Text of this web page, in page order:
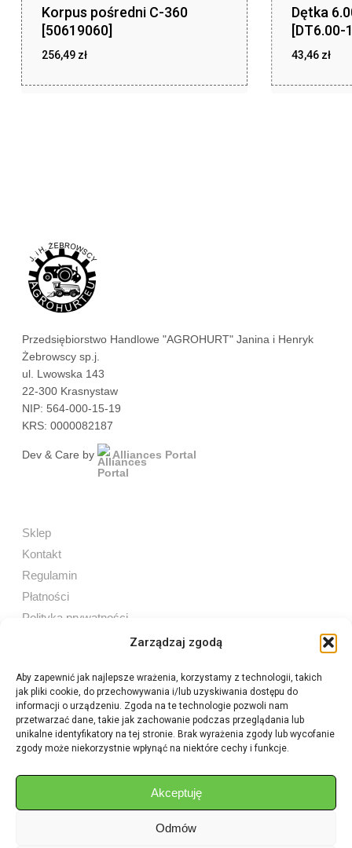
Zarządzaj zgodą
Aby zapewnić jak najlepsze wrażenia, korzystamy z technologii, takich
jak pliki cookie, do przechowywania i/lub uzyskiwania dostępu do
informacji o urządzeniu. Zgoda na te technologie pozwoli nam
przetwarzać dane, takie jak zachowanie podczas przeglądania lub
unikalne identyfikatory na tej stronie. Brak wyrażenia zgody lub wycofanie
zgody może niekorzystnie wpłynąć na niektóre cechy i funkcje.
Akceptuję
Odmów
Korpus pośredni C-360
[50619060]
256,49 zł
Dętka
[DT6.00-
43,46 zł
Przedsiębiorstwo Handlowe "AGROHURT" Janina i Henryk
Żebrowscy sp.j.
ul. Lwowska 143
22-300 Krasnystaw
NIP: 564-000-15-19
KRS: 0000082187
Dev & Care by Alliances Portal
Sklep
Kontakt
Regulamin
Płatności
Polityka prywatności
Sprzedaż internetowa
Tel:605 603 753
Sprzedaż detaliczna
aukcje.agrohurt@gmail.com